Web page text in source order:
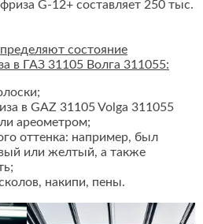
G-12+ составляет 250 тыс.
состояние
в ГАЗ 31105 Волга 311055:
в GAZ 31105 Volga 311055
ареометром;
оттенка: например, был
или желтый, а также
накипи, пены.